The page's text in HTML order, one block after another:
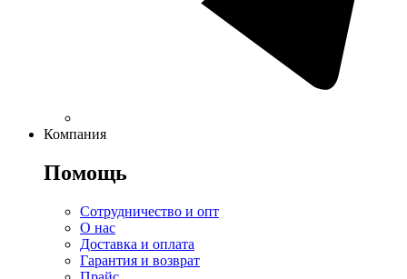
Компания
Помощь
Сотрудничество и опт
О нас
Доставка и оплата
Гарантия и возврат